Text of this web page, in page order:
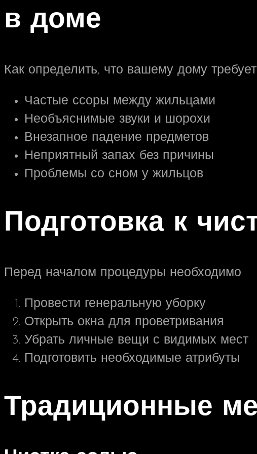
в доме
Как определить, что вашему дому
Частые ссоры между жильцами
Необъяснимые звуки и шорохи
Внезапное падение предметов
Неприятный запах без причины
Проблемы со сном у жильцов
Подготовка к
Перед началом процедуры необходимо:
Провести генеральную уборку
Открыть окна для проветривания
Убрать личные вещи с видимых мест
Подготовить необходимые атрибуты
Традиционные